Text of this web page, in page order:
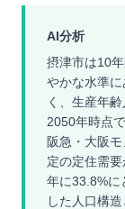
AI分析
摂津市は10
やかな水準
く、生産年
2050年時点
阪急・大阪
定の定住需
年に33.8%に
した人口構造